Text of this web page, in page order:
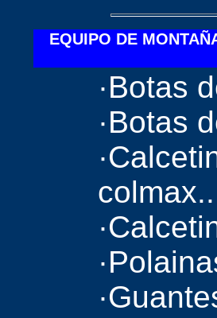
EQUIPO DE
·Botas
·Botas